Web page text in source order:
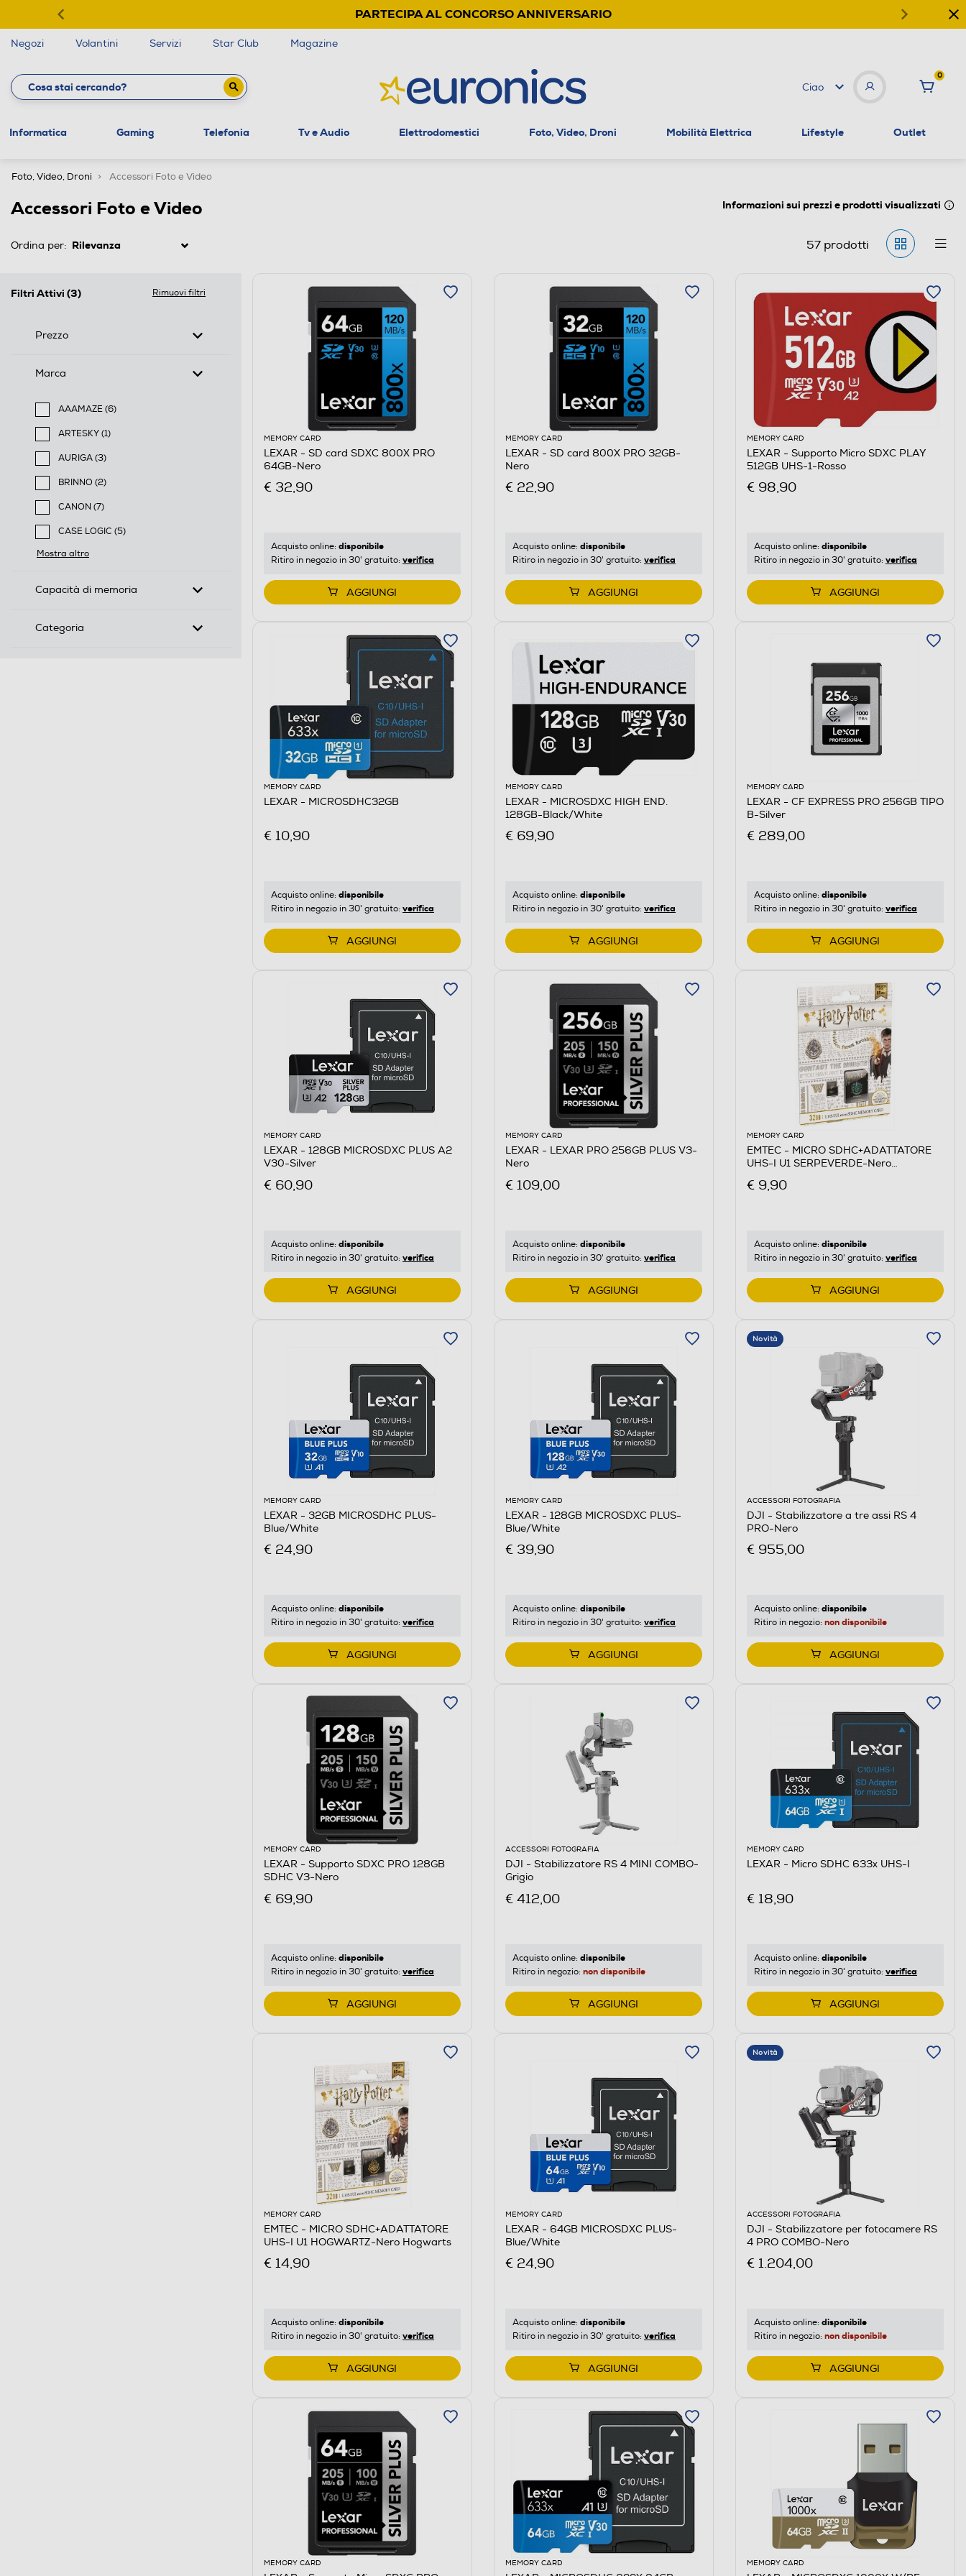
PARTECIPA AL CONCORSO ANNIVERSARIO
Negozi Volantini Servizi Star Club Magazine
Ciao
0
Informatica Gaming Telefonia Tv e Audio Elettrodomestici Foto, Video, Droni Mobilità Elettrica Lifestyle Outlet
Foto, Video, Droni Accessori Foto e Video
Accessori Foto e Video Informazioni sui prezzi e prodotti visualizzati
Ordina per: 57prodotti
Filtri Attivi (3) Rimuovi filtri
Prezzo
Marca
AAAMAZE (6)
Filtra per Marca: AAAMAZE
ARTESKY (1)
Filtra per Marca: ARTESKY
AURIGA (3)
Filtra per Marca: AURIGA
BRINNO (2)
Filtra per Marca: BRINNO
CANON (7)
Filtra per Marca: CANON
CASE LOGIC (5)
Filtra per Marca: CASE LOGIC
Mostra altro
Capacità di memoria
Categoria
MEMORY CARD
LEXAR - SD card SDXC 800X PRO
64GB-Nero
€ 32,90
Acquisto online: disponibile
Ritiro in negozio in 30' gratuito: verifica
AGGIUNGI
MEMORY CARD
LEXAR - SD card 800X PRO 32GB-
Nero
€ 22,90
Acquisto online: disponibile
Ritiro in negozio in 30' gratuito: verifica
AGGIUNGI
MEMORY CARD
LEXAR - Supporto Micro SDXC PLAY
512GB UHS-1-Rosso
€ 98,90
Acquisto online: disponibile
Ritiro in negozio in 30' gratuito: verifica
AGGIUNGI
MEMORY CARD
LEXAR - MICROSDHC32GB
€ 10,90
Acquisto online: disponibile
Ritiro in negozio in 30' gratuito: verifica
AGGIUNGI
MEMORY CARD
LEXAR - MICROSDXC HIGH END.
128GB-Black/White
€ 69,90
Acquisto online: disponibile
Ritiro in negozio in 30' gratuito: verifica
AGGIUNGI
MEMORY CARD
LEXAR - CF EXPRESS PRO 256GB TIPO
B-Silver
€ 289,00
Acquisto online: disponibile
Ritiro in negozio in 30' gratuito: verifica
AGGIUNGI
MEMORY CARD
LEXAR - 128GB MICROSDXC PLUS A2
V30-Silver
€ 60,90
Acquisto online: disponibile
Ritiro in negozio in 30' gratuito: verifica
AGGIUNGI
MEMORY CARD
LEXAR - LEXAR PRO 256GB PLUS V3-
Nero
€ 109,00
Acquisto online: disponibile
Ritiro in negozio in 30' gratuito: verifica
AGGIUNGI
MEMORY CARD
EMTEC - MICRO SDHC+ADATTATORE
UHS-I U1 SERPEVERDE-Nero
€ 9,90
Acquisto online: disponibile
Ritiro in negozio in 30' gratuito: verifica
AGGIUNGI
MEMORY CARD
LEXAR - 32GB MICROSDHC PLUS-
Blue/White
€ 24,90
Acquisto online: disponibile
Ritiro in negozio in 30' gratuito: verifica
AGGIUNGI
MEMORY CARD
LEXAR - 128GB MICROSDXC PLUS-
Blue/White
€ 39,90
Acquisto online: disponibile
Ritiro in negozio in 30' gratuito: verifica
AGGIUNGI
Novità
ACCESSORI FOTOGRAFIA
DJI - Stabilizzatore a tre assi RS 4
PRO-Nero
€ 955,00
Acquisto online: disponibile
Ritiro in negozio: non disponibile
AGGIUNGI
MEMORY CARD
LEXAR - Supporto SDXC PRO 128GB
SDHC V3-Nero
€ 69,90
Acquisto online: disponibile
Ritiro in negozio in 30' gratuito: verifica
AGGIUNGI
ACCESSORI FOTOGRAFIA
DJI - Stabilizzatore RS 4 MINI COMBO-
Grigio
€ 412,00
Acquisto online: disponibile
Ritiro in negozio: non disponibile
AGGIUNGI
MEMORY CARD
LEXAR - Micro SDHC 633x UHS-I
€ 18,90
Acquisto online: disponibile
Ritiro in negozio in 30' gratuito: verifica
AGGIUNGI
MEMORY CARD
EMTEC - MICRO SDHC+ADATTATORE
UHS-I U1 HOGWARTZ-Nero Hogwarts
€ 14,90
Acquisto online: disponibile
Ritiro in negozio in 30' gratuito: verifica
AGGIUNGI
MEMORY CARD
LEXAR - 64GB MICROSDXC PLUS-
Blue/White
€ 24,90
Acquisto online: disponibile
Ritiro in negozio in 30' gratuito: verifica
AGGIUNGI
Novità
ACCESSORI FOTOGRAFIA
DJI - Stabilizzatore per fotocamere RS
4 PRO COMBO-Nero
€ 1.204,00
Acquisto online: disponibile
Ritiro in negozio: non disponibile
AGGIUNGI
MEMORY CARD MEMORY CARD MEMORY CARD